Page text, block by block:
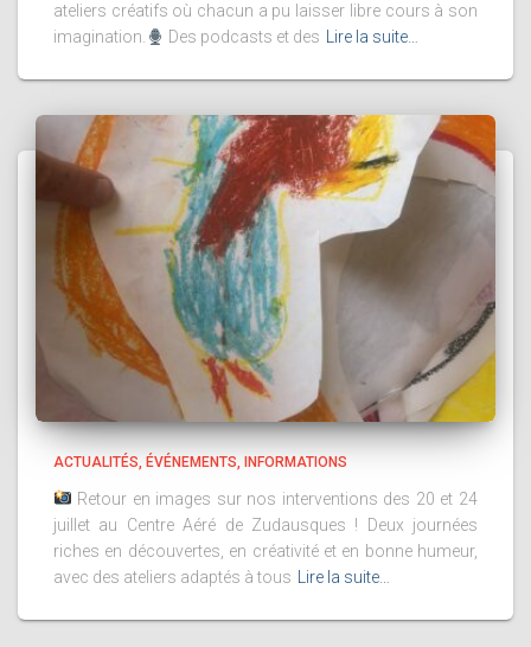
ateliers créatifs où chacun a pu laisser libre cours à son
imagination.
Des podcasts et des Lire la suite…
ACTUALITÉS ÉVÉNEMENTS INFORMATIONS
Retour en images sur nos interventions des 20 et 24
juillet au Centre Aéré de Zudausques ! Deux journées
riches en découvertes, en créativité et en bonne humeur,
avec des ateliers adaptés à tous
Lire la suite…